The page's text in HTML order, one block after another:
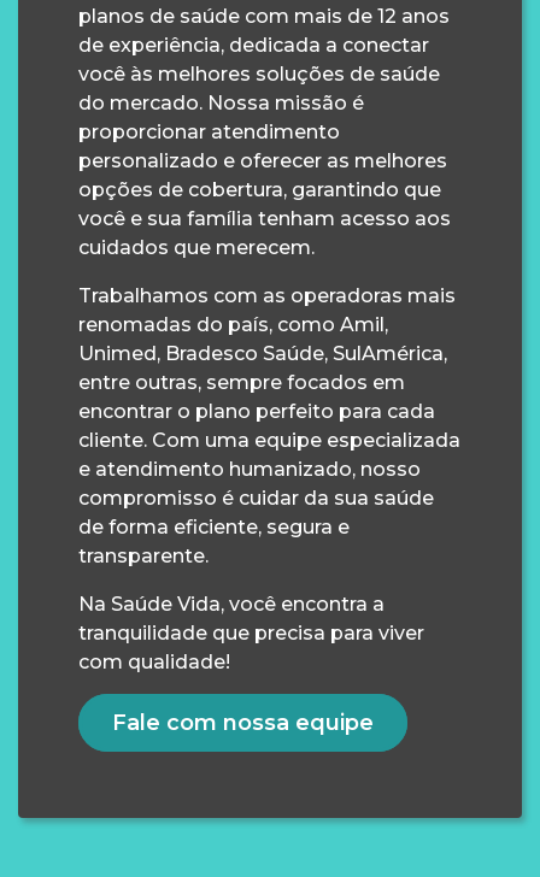
planos de saúde com mais de 12 anos
de experiência, dedicada a conectar
você às melhores soluções de saúde
do mercado. Nossa missão é
proporcionar atendimento
personalizado e oferecer as melhores
opções de cobertura, garantindo que
você e sua família tenham acesso aos
cuidados que merecem.
Trabalhamos com as operadoras mais
renomadas do país, como Amil,
Unimed, Bradesco Saúde, SulAmérica,
entre outras, sempre focados em
encontrar o plano perfeito para cada
cliente. Com uma equipe especializada
e atendimento humanizado, nosso
compromisso é cuidar da sua saúde
de forma eficiente, segura e
transparente.
Na Saúde Vida, você encontra a
tranquilidade que precisa para viver
com qualidade!
Fale com nossa equipe